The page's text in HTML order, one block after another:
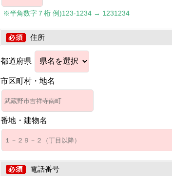
※半角数字７桁 例)123-1234 → 1231234
住所
都道府県
市区町村・地名
番地・建物名
電話番号